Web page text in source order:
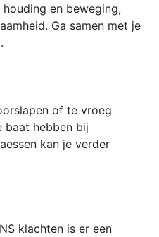
en beweging,
Ga samen met je
of te vroeg
baat hebben bij
kan je verder
klachten is er een